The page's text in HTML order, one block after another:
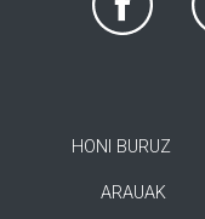
HONI BURUZ
ARAUAK